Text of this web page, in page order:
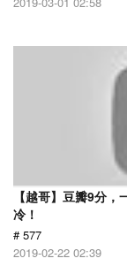
【越哥】豆瓣9分
冷！
# 577
2019-02-22 02:39